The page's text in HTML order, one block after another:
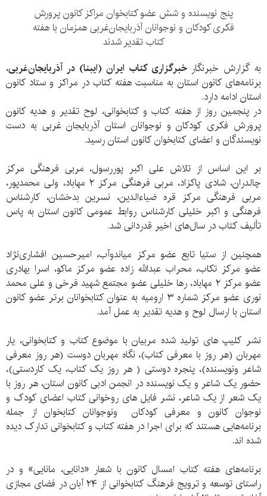
پنج نویسنده و شش عضو کتابخوان مراکز کانون پرورش
فکری کودکان و نوجوانان آذربایجان‌غربی همزمان با هفته
کتاب تقدیر شدند
به گزارش خبرنگار خبرگزاری کتاب ایران (ایبنا) در آذربایجان‌غربی،
برنامه‌های کانون استان به مناسبت هفته کتاب در مراکز و ستاد کانون
استان ادامه دارد.
در پنجمین روز از هفته کتاب و کتابخوانی، لوح تقدیر و هدیه کانون
پرورش فکری کودکان و نوجوانان استان آذربایجان غربی به دست
نویسندگان و اعضای کتابخوان کانون استان رسید.
بر این اساس از تلاش علی اکبر پوررسول، مربی فرهنگی مرکز
چالدران، شادی پاکزاد، مربی فرهنگی مرکز ۲ مهاباد، ولی محمدپور،
مربی فرهنگی مرکز قره ضیاءالدین، نسرین بدخشان، کارشناس
فرهنگی و اکبر خلیلی کارشناس روابط عمومی کانون استان به پاس
تألیف کتاب در سال‌های اخیر قدردانی شد.
همچنین از ستیا تابع عضو مرکز میاندوآب، امیرحسین افشاری‌نژاد
عضو مرکز تکاب، محراب عبدالله زاده عضو مرکز ماکو، اسرا بهادری
عضو مرکز ۲ مهاباد، رها خلیلی عضو مجتمع شهید فرخی و علی محمد
نوری عضو مرکز شماره ۳ ارومیه به عنوان کتابخوانان برتر عضو کانون
استان با ارسال لوح و هدیه تقدیر به عمل آمد.
نشر کلیپ های تولید شده مربیان با موضوع کتاب و کتابخوانی، یار
مهربان (هر روز با معرفی کتاب)، نگاه مهربان دوست (هر روز معرفی
شاعر ونویسنده)، پنجره دوستی ( هر روز یک کتاب، یک کاردستی)،
حضور یک شاعر و یک نویسنده در انجمن ادبی کانون استان، هر روز با
یک شعر از یک شاعر، نشر فایل های روخوانی کتاب اعضای کودک و
نوجوان کانون و معرفی کودکان ونوجوانان کتابخوان از جمله
برنامه‌هایی هستند که برای اجرا در هفته کتاب و کتابخوانی تدارک دیده
شده اند.
برنامه‌های هفته کتاب امسال کانون با شعار «دانایی، مانایی» و در
راستای توسعه و ترویج فرهنگ کتابخوانی از ۲۴ آبان در فضای مجازی